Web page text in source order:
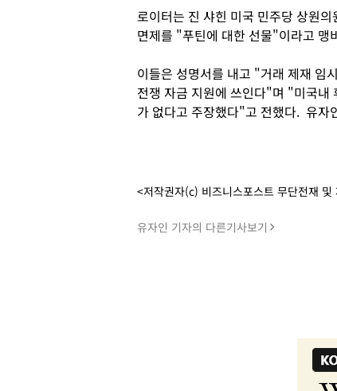
로이터는 진 샤힌 미국 민주당 상원
면제를 "푸틴에 대한 선물"이라고 맹
이들은 성명서를 내고 "거래 제재 임
전쟁 자금 지원에 쓰인다"며 "미국내
가 없다고 주장했다"고 전했다. 유자
<저작권자(c) 비즈니스포스트 무단전재 및
유자인 기자의 다른기사보기